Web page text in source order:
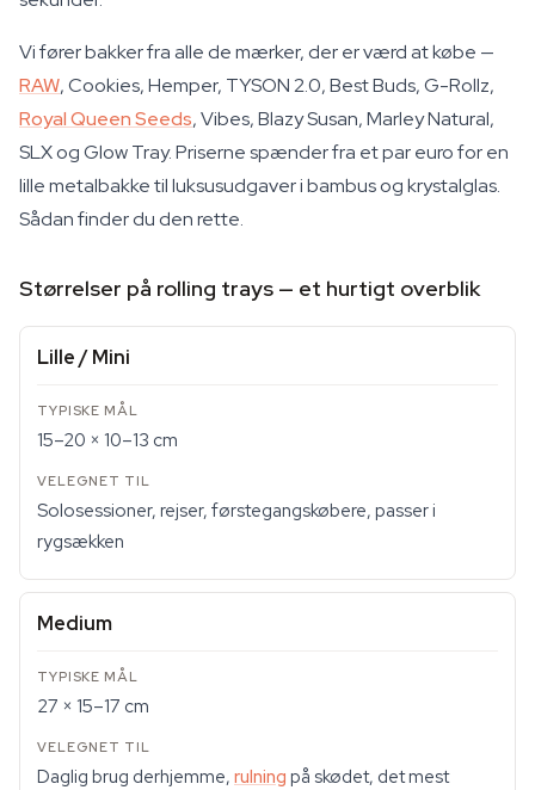
Vi fører bakker fra alle de mærker, der er værd at købe —
RAW, Cookies, Hemper, TYSON 2.0, Best Buds, G-Rollz,
Royal Queen Seeds, Vibes, Blazy Susan, Marley Natural,
SLX og Glow Tray. Priserne spænder fra et par euro for en
lille metalbakke til luksusudgaver i bambus og krystalglas.
Sådan finder du den rette.
Størrelser på rolling trays — et hurtigt overblik
Lille / Mini
15–20 × 10–13 cm
Solosessioner, rejser, førstegangskøbere, passer i
rygsækken
Medium
27 × 15–17 cm
Daglig brug derhjemme, rulning på skødet, det mest